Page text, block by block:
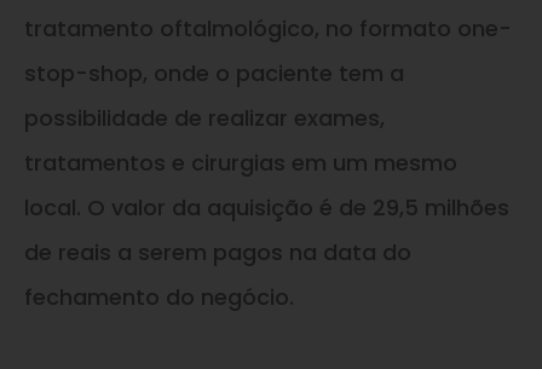
tratamento oftalmológico, no formato one-
stop-shop, onde o paciente tem a
possibilidade de realizar exames,
tratamentos e cirurgias em um mesmo
local. O valor da aquisição é de 29,5 milhões
de reais a serem pagos na data do
fechamento do negócio.